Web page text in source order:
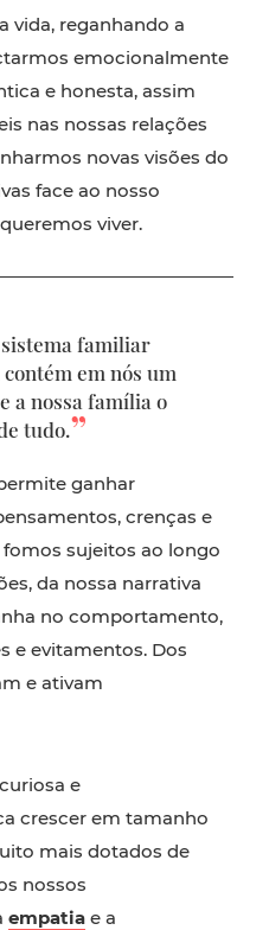
vida, reganhando a
emocionalmente
e honesta, assim
nas nossas relações
novas visões do
face ao nosso
viver.
sistema familiar
em nós um
a nossa família o
tudo.
ganhar
crenças e
sujeitos ao longo
da nossa narrativa
no comportamento,
e evitamentos. Dos
e ativam
e
crescer em tamanho
mais dotados de
nossos
empatia e a